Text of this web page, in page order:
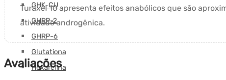
GHK-CU
GHRP-2
GHRP-6
Glutationa
Hexarelina
Turaxel 10 apresenta efeitos anabólicos que são
atividade androgênica.
Avaliações